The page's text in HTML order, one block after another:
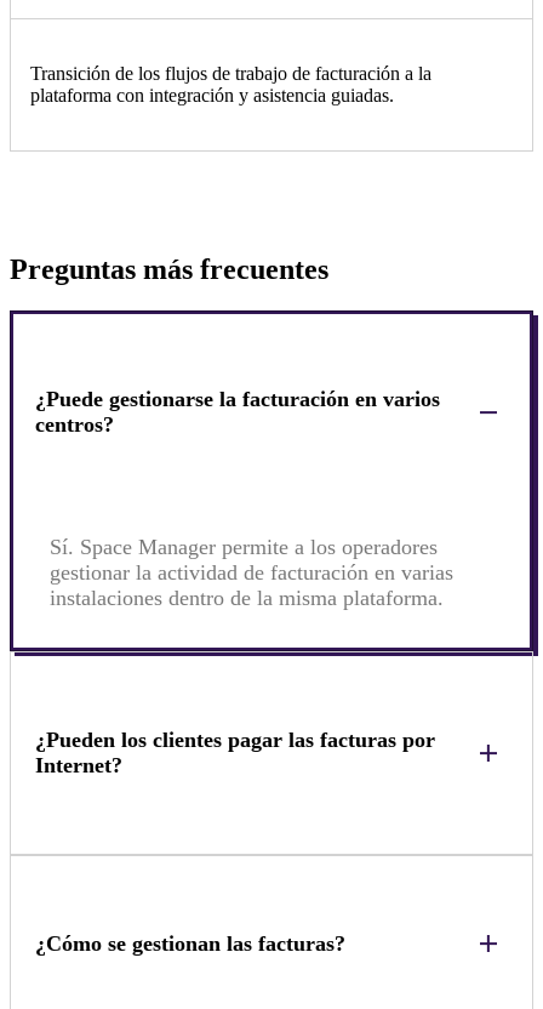
Transición de los flujos de trabajo de facturación a la
plataforma con integración y asistencia guiadas.
Preguntas más frecuentes
¿Puede gestionarse la facturación en varios
centros?
Sí. Space Manager permite a los operadores
gestionar la actividad de facturación en varias
instalaciones dentro de la misma plataforma.
¿Pueden los clientes pagar las facturas por
Internet?
¿Cómo se gestionan las facturas?